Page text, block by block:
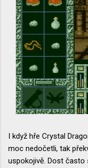
I když hře Crystal
moc nedočetli, tak
uspokojivě. Dost často